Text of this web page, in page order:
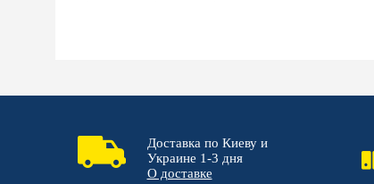
Доставка по Киеву и
Украине 1-3 дня
О доставке